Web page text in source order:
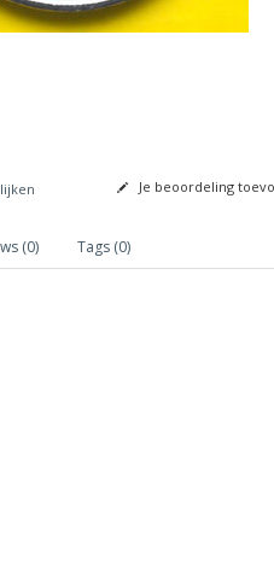
Je beoordeling
(0) Tags (0)